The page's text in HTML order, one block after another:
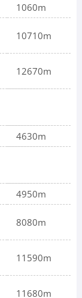
1060m
10710m
12670m
4630m
4950m
8080m
11590m
11680m